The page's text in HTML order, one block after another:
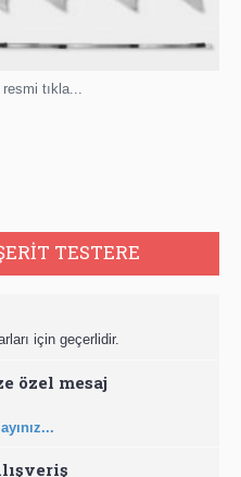
tıkla...
TESTERE
için geçerlidir.
özel mesaj